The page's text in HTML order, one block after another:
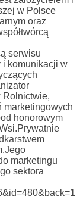
w Polsce
oraz
serwisu
i komunikacji w
Rolnictwie,
marketingowych
honorowym
marketingu
sektora